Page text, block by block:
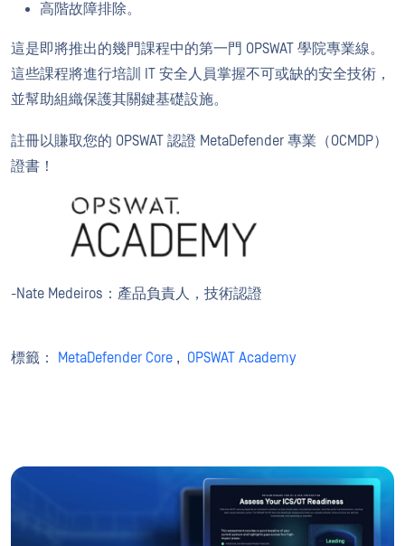
高階故障排除。
這是即將推出的幾門課程中的第一門 OPSWAT 學院專業線。
這些課程將進行培訓 IT 安全人員掌握不可或缺的安全技術，
並幫助組織保護其關鍵基礎設施。
註冊以賺取您的 OPSWAT 認證 MetaDefender 專業（OCMDP）
證書！
-Nate Medeiros：產品負責人，技術認證
標籤： MetaDefender Core , OPSWAT Academy